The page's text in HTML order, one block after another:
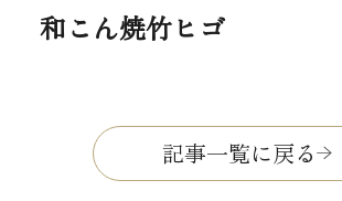
和こん焼竹ヒゴ
記事一覧に戻る